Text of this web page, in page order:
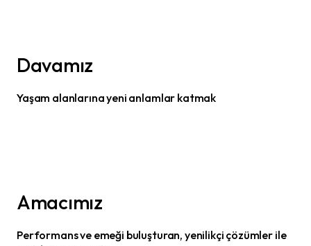
Davamız
Yaşam alanlarına yeni anlamlar katmak
Amacımız
Performans ve emeği buluşturan, yenilikçi çözümler ile